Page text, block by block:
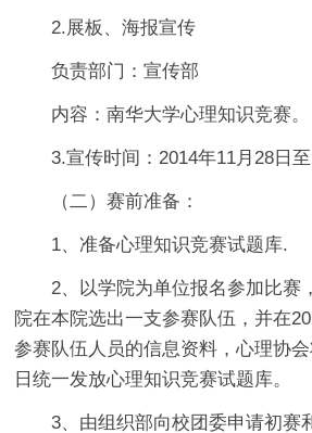
2.展板、海报宣传
负责部门：宣传部
内容：南华大学心理知识竞赛。
3.宣传时间：2014年11月28日
（二）赛前准备：
1、准备心理知识竞赛试题库.
2、以学院为单位报名参加比赛
院在本院选出一支参赛队伍，并在
参赛队伍人员的信息资料，心理协
日统一发放心理知识竞赛试题库。
3、由组织部向校团委申请初赛